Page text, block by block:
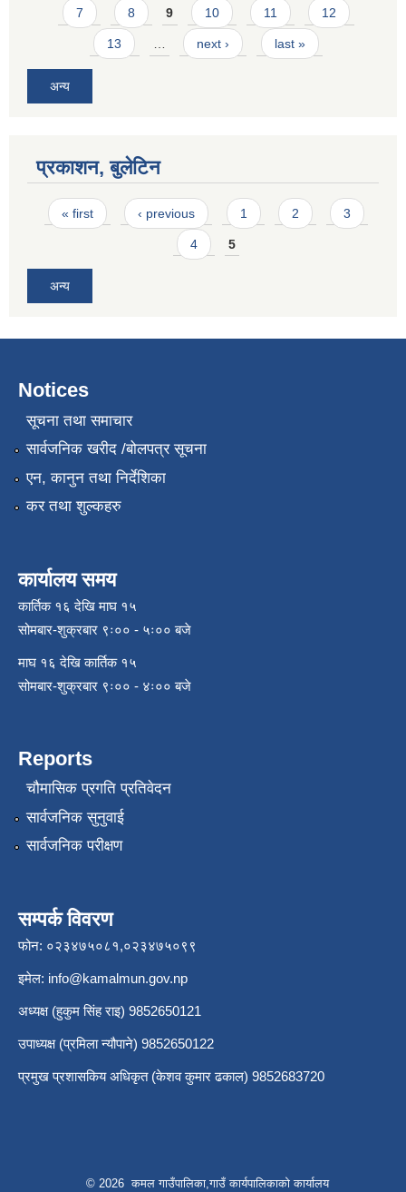
7 8 9 10 11 12
13 … next › last »
अन्य
प्रकाशन, बुलेटिन
Pages
« first ‹ previous 1 2 3
4 5
अन्य
Notices
सूचना तथा समाचार
सार्वजनिक खरीद /बोलपत्र सूचना
एन, कानुन तथा निर्देशिका
कर तथा शुल्कहरु
कार्यालय समय
कार्तिक १६ देखि माघ १५
सोमबार-शुक्रबार ९ः०० - ५ः०० बजे
माघ १६ देखि कार्तिक १५
सोमबार-शुक्रबार ९ः०० - ४ः०० बजे
Reports
चौमासिक प्रगति प्रतिवेदन
सार्वजनिक सुनुवाई
सार्वजनिक परीक्षण
सम्पर्क विवरण
फोन: ०२३४७५०८१,०२३४७५०९९
इमेल: info@kamalmun.gov.np
अध्यक्ष (हुकुम सिंह राइ) 9852650121
उपाध्यक्ष (प्रमिला न्यौपाने) 9852650122
प्रमुख प्रशासकिय अधिकृत (केशव कुमार ढकाल) 9852683720
© 2026 कमल गाउँपालिका,गाउँ कार्यपालिकाको कार्यालय